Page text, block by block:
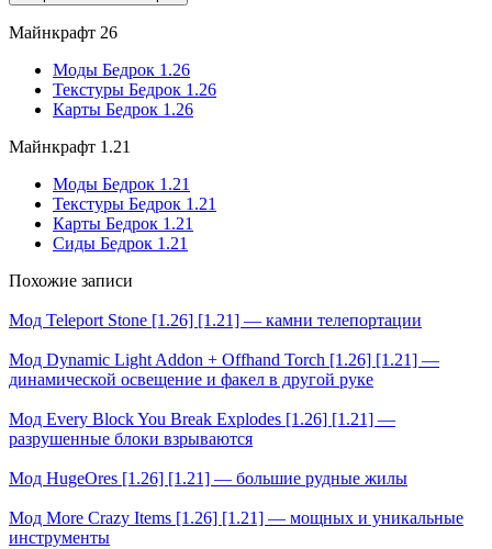
Майнкрафт 26
Моды Бедрок 1.26
Текстуры Бедрок 1.26
Карты Бедрок 1.26
Майнкрафт 1.21
Моды Бедрок 1.21
Текстуры Бедрок 1.21
Карты Бедрок 1.21
Сиды Бедрок 1.21
Похожие записи
Мод Teleport Stone [1.26] [1.21] — камни телепортации
Мод Dynamic Light Addon + Offhand Torch [1.26] [1.21] —
динамической освещение и факел в другой руке
Мод Every Block You Break Explodes [1.26] [1.21] —
разрушенные блоки взрываются
Мод HugeOres [1.26] [1.21] — большие рудные жилы
Мод More Crazy Items [1.26] [1.21] — мощных и уникальные
инструменты